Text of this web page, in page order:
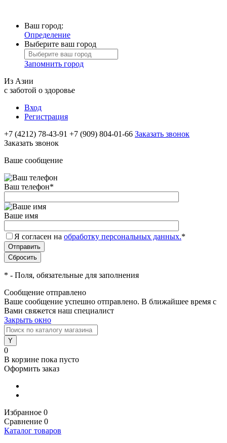
Ваш город:
Определение
Выберите ваш город
Запомнить город
Из Азии
с заботой о здоровье
Вход
Регистрация
+7 (4212) 78-43-91 +7 (909) 804-01-66 Заказать звонок
Заказать звонок
Ваше сообщение
Ваш телефон*
Ваше имя
Я согласен на обработку персональных данных.*
* - Поля, обязательные для заполнения
Сообщение отправлено
Ваше сообщение успешно отправлено. В ближайшее время с
Вами свяжется наш специалист
Закрыть окно
0
В корзине пока пусто
Оформить заказ
Избранное 0
Сравнение 0
Каталог товаров